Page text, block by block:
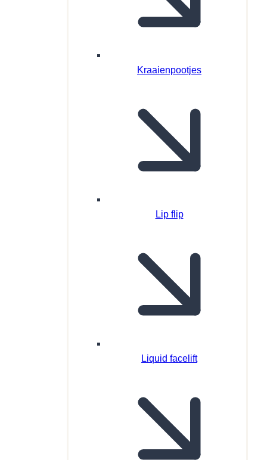
Kraaienpootjes
Lip flip
Liquid facelift